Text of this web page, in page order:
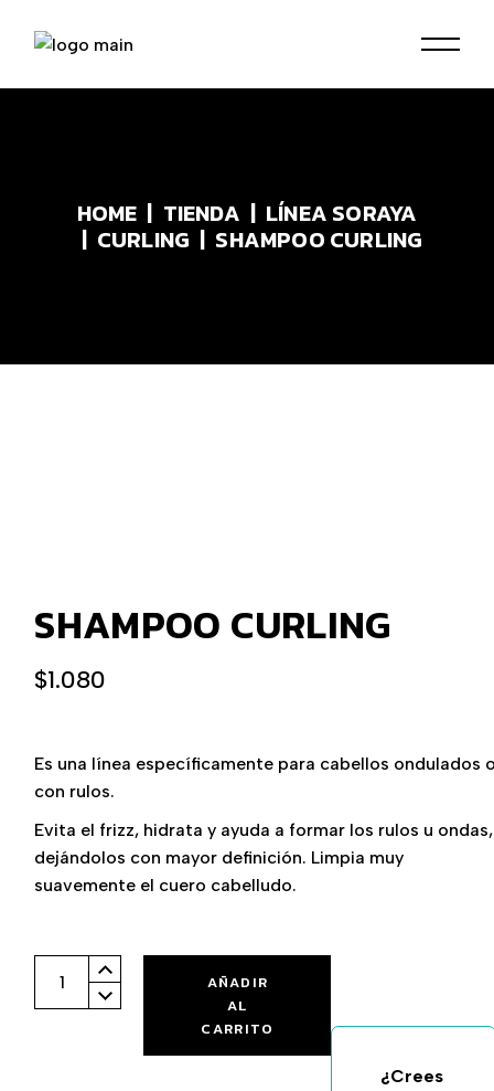
HOME TIENDA
LÍNEA SORAYA
CURLING
SHAMPOO CURLING
SHAMPOO CURLING
$1.080
Es una línea específicamente para cabellos ondulados
con rulos.
Evita el frizz, hidrata y ayuda a formar los rulos u ondas,
dejándolos con mayor definición. Limpia muy
suavemente el cuero cabelludo.
Shampoo Curling quantity
AÑADIR
AL
CARRITO
¿Crees